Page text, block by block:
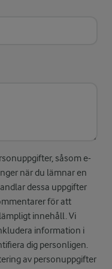
såsom e-
när du lämnar en
dessa uppgifter
för att
innehåll. Vi
information i
dig personligen.
av personuppgifter